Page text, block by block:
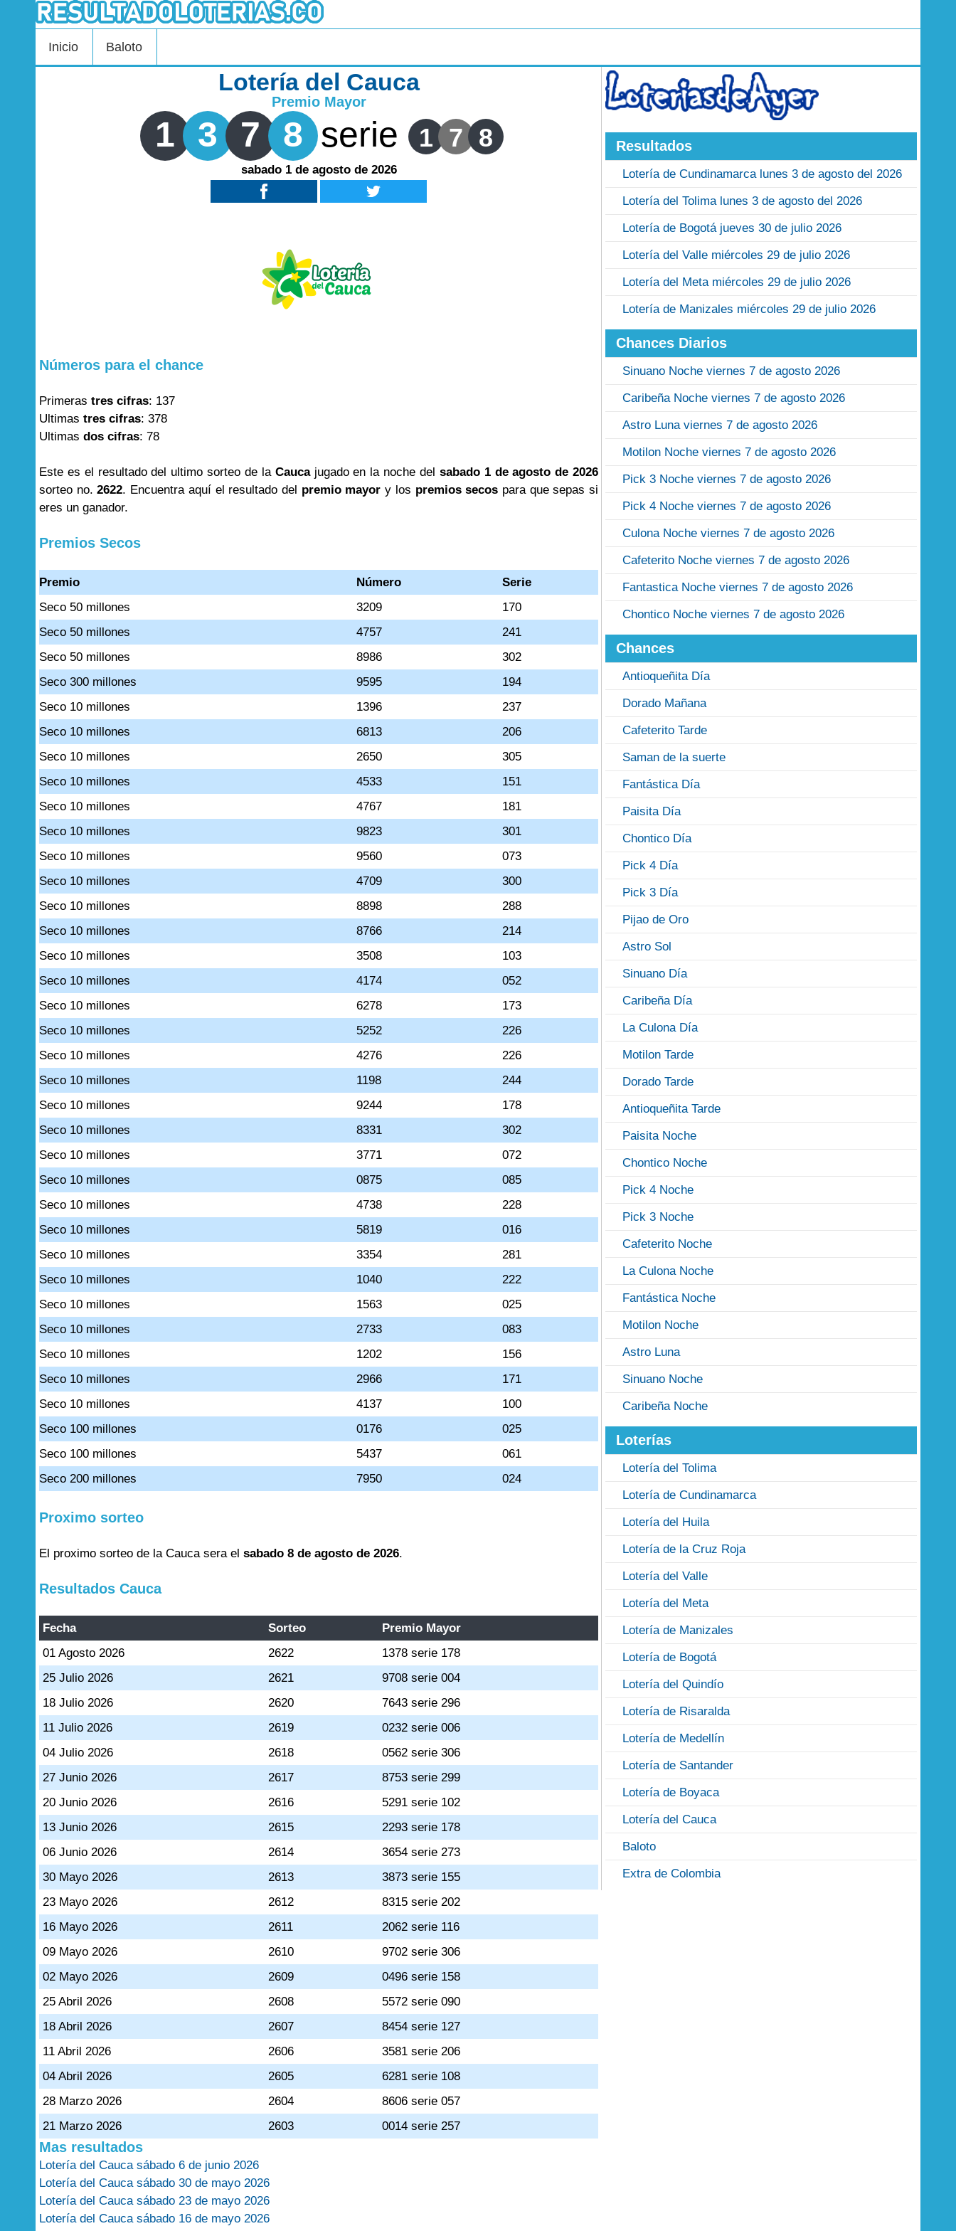
Inicio Baloto
Lotería del Cauca
Premio Mayor
1 3 7 8 serie 1 7 8
sabado 1 de agosto de 2026
Números para el chance
Primeras tres cifras: 137
Ultimas tres cifras: 378
Ultimas dos cifras: 78
Este es el resultado del ultimo sorteo de la Caucajugado en la noche del sabado 1 de agosto de 2026
sorteo no.2622. Encuentra aquí el resultado del premio mayor y los premios secos para que sepas si
eres un ganador.
Premios Secos
Premio Número
Serie
Seco 50 millones
3209
170
Seco 50 millones
4757
241
Seco 50 millones
8986
302
Seco 300 millones
9595
194
Seco 10 millones
1396
237
Seco 10 millones
6813
206
Seco 10 millones
2650
305
Seco 10 millones
4533
151
Seco 10 millones
4767
181
Seco 10 millones
9823
301
Seco 10 millones
9560
073
Seco 10 millones
4709
300
Seco 10 millones
8898
288
Seco 10 millones
8766
214
Seco 10 millones
3508
103
Seco 10 millones
4174
052
Seco 10 millones
6278
173
Seco 10 millones
5252
226
Seco 10 millones
4276
226
Seco 10 millones
1198
244
Seco 10 millones
9244
178
Seco 10 millones
8331
302
Seco 10 millones
3771
072
Seco 10 millones
0875
085
Seco 10 millones
4738
228
Seco 10 millones
5819
016
Seco 10 millones
3354
281
Seco 10 millones
1040
222
Seco 10 millones
1563
025
Seco 10 millones
2733
083
Seco 10 millones
1202
156
Seco 10 millones
2966
171
Seco 10 millones
4137
100
Seco 100 millones
0176
025
Seco 100 millones
5437
061
Seco 200 millones
7950 024
Proximo sorteo
El proximo sorteo de la Cauca sera el sabado 8 de agosto de 2026.
Resultados Cauca
Fecha Sorteo
Premio Mayor
01 Agosto 2026
2622
1378 serie 178
25 Julio 2026
2621
9708 serie 004
18 Julio 2026
2620
7643 serie 296
11 Julio 2026
2619
0232 serie 006
04 Julio 2026
2618
0562 serie 306
27 Junio 2026
2617
8753 serie 299
20 Junio 2026
2616
5291 serie 102
13 Junio 2026
2615
2293 serie 178
06 Junio 2026
2614
3654 serie 273
30 Mayo 2026
2613
3873 serie 155
23 Mayo 2026
2612
8315 serie 202
16 Mayo 2026
2611
2062 serie 116
09 Mayo 2026
2610
9702 serie 306
02 Mayo 2026
2609
0496 serie 158
25 Abril 2026
2608
5572 serie 090
18 Abril 2026
2607
8454 serie 127
11 Abril 2026
2606
3581 serie 206
04 Abril 2026
2605
6281 serie 108
28 Marzo 2026
2604
8606 serie 057
21 Marzo 2026
2603 0014 serie 257
Mas resultados
Lotería del Cauca sábado 6 de junio 2026
Lotería del Cauca sábado 30 de mayo 2026
Lotería del Cauca sábado 23 de mayo 2026
Lotería del Cauca sábado 16 de mayo 2026
Resultados
Lotería de Cundinamarca lunes 3 de agosto del 2026
Lotería del Tolima lunes 3 de agosto del 2026
Lotería de Bogotá jueves 30 de julio 2026
Lotería del Valle miércoles 29 de julio 2026
Lotería del Meta miércoles 29 de julio 2026
Lotería de Manizales miércoles 29 de julio 2026
Chances Diarios
Sinuano Noche viernes 7 de agosto 2026
Caribeña Noche viernes 7 de agosto 2026
Astro Luna viernes 7 de agosto 2026
Motilon Noche viernes 7 de agosto 2026
Pick 3 Noche viernes 7 de agosto 2026
Pick 4 Noche viernes 7 de agosto 2026
Culona Noche viernes 7 de agosto 2026
Cafeterito Noche viernes 7 de agosto 2026
Fantastica Noche viernes 7 de agosto 2026
Chontico Noche viernes 7 de agosto 2026
Chances
Antioqueñita Día
Dorado Mañana
Cafeterito Tarde
Saman de la suerte
Fantástica Día
Paisita Día
Chontico Día
Pick 4 Día
Pick 3 Día
Pijao de Oro
Astro Sol
Sinuano Día
Caribeña Día
La Culona Día
Motilon Tarde
Dorado Tarde
Antioqueñita Tarde
Paisita Noche
Chontico Noche
Pick 4 Noche
Pick 3 Noche
Cafeterito Noche
La Culona Noche
Fantástica Noche
Motilon Noche
Astro Luna
Sinuano Noche
Caribeña Noche
Loterías
Lotería del Tolima
Lotería de Cundinamarca
Lotería del Huila
Lotería de la Cruz Roja
Lotería del Valle
Lotería del Meta
Lotería de Manizales
Lotería de Bogotá
Lotería del Quindío
Lotería de Risaralda
Lotería de Medellín
Lotería de Santander
Lotería de Boyaca
Lotería del Cauca
Baloto
Extra de Colombia